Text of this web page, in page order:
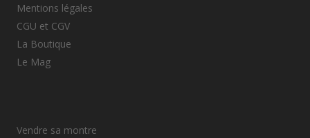
Mentions légales
CGU et CGV
La Boutique
Le Mag
Vendre sa montre